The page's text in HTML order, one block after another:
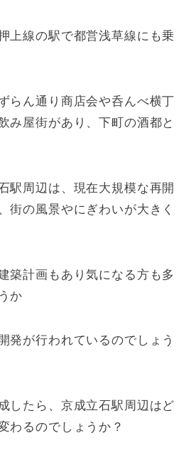
上線の駅で都営浅草線にも乗
らん通り商店会や呑んべ横丁
み屋街があり、下町の酒都と
駅周辺は、現在大規模な再開
街の風景やにぎわいが大きく
築計画もあり気になる方も多
か
発が行われているのでしょう
したら、京成立石駅周辺はど
わるのでしょうか？